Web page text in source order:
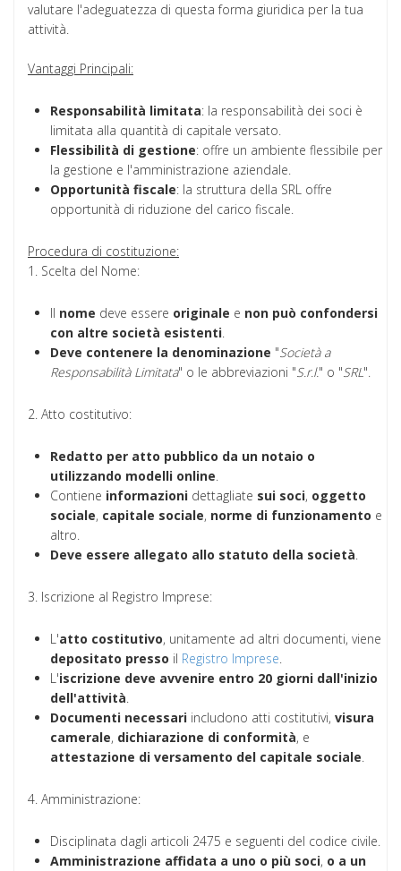
valutare l'adeguatezza di questa forma giuridica per la tua
attività.
Vantaggi Principali:
Responsabilità limitata: la responsabilità dei soci è
limitata alla quantità di capitale versato.
Flessibilità di gestione: offre un ambiente flessibile per
la gestione e l'amministrazione aziendale.
Opportunità fiscale: la struttura della SRL offre
opportunità di riduzione del carico fiscale.
Procedura di costituzione:
1. Scelta del Nome:
Il nome deve essere originale e non può confondersi
con altre società esistenti.
Deve contenere la denominazione "Società a
Responsabilità Limitata" o le abbreviazioni "S.r.l." o "SRL".
2. Atto costitutivo:
Redatto per atto pubblico da un notaio o
utilizzando modelli online.
Contiene informazioni dettagliate sui soci, oggetto
sociale, capitale sociale, norme di funzionamento e
altro.
Deve essere allegato allo statuto della società.
3. Iscrizione al Registro Imprese:
L'atto costitutivo, unitamente ad altri documenti, viene
depositato presso il Registro Imprese.
L'iscrizione deve avvenire entro 20 giorni dall'inizio
dell'attività.
Documenti necessari includono atti costitutivi, visura
camerale, dichiarazione di conformità, e
attestazione di versamento del capitale sociale.
4. Amministrazione:
Disciplinata dagli articoli 2475 e seguenti del codice civile.
Amministrazione affidata a uno o più soci, o a un